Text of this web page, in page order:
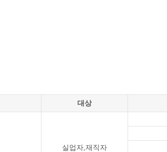
대상
실업자,재직자